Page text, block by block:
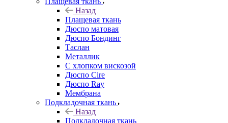
Назад
Плащевая ткань
Дюспо матовая
Дюспо Бондинг
Таслан
Металлик
С хлопком вискозой
Дюспо Cire
Дюспо Ray
Мембрана
Подкладочная ткань
Назад
Подкладочная ткань